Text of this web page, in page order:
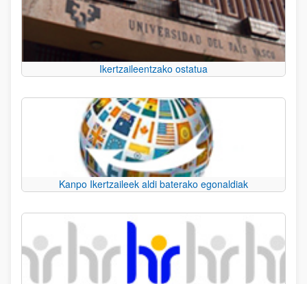
Ikertzaileentzako ostatua
Kanpo Ikertzaileek aldi baterako egonaldiak